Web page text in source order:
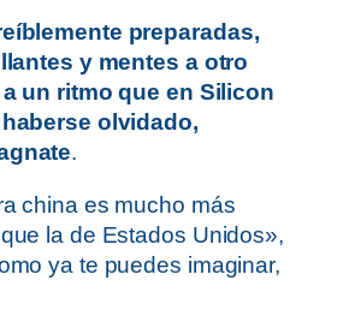
preparadas,
y mentes a otro
un ritmo que en Silicon
olvidado,
.
china es mucho más
la de Estados Unidos»,
ya te puedes imaginar,